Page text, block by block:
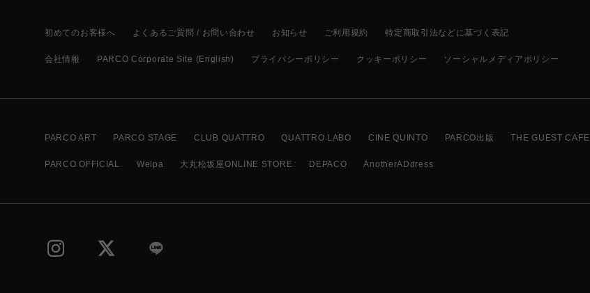
初めてのお客様へ よくあるご質問 / お問い合わせ お知らせ ご利用規約 特定商取引法などに基づく表記
会社情報 PARCO Corporate Site (English) プライバシーポリシー クッキーポリシー ソーシャルメディアポリシー
PARCO ART PARCO STAGE CLUB QUATTRO QUATTRO LABO CINE QUINTO PARCO出版 THE GUEST CAFE
PARCO OFFICIAL Welpa 大丸松坂屋ONLINE STORE DEPACO AnotherADdress